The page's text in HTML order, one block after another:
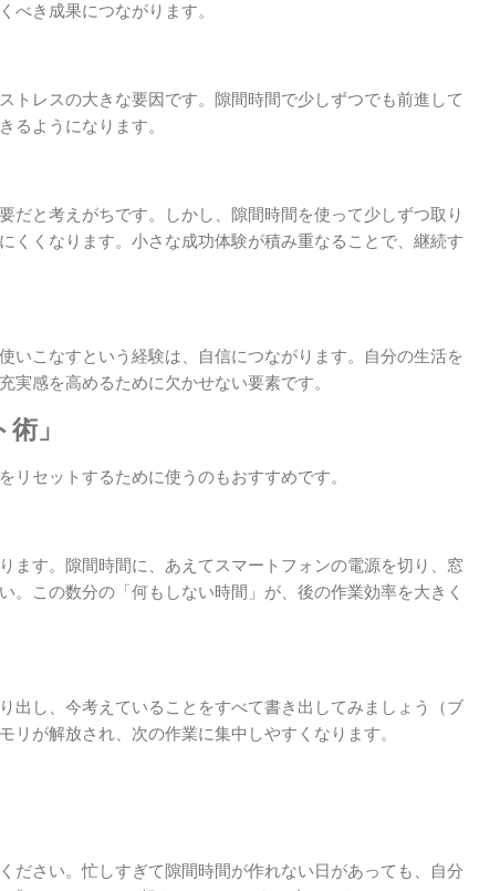
べき成果につながります。
トレスの大きな要因です。隙間時間で少しずつでも前進して
るようになります。
と考えがちです。しかし、隙間時間を使って少しずつ取り
くくなります。小さな成功体験が積み重なることで、継続す
いこなすという経験は、自信につながります。自分の生活を
感を高めるために欠かせない要素です。
」
セットするために使うのもおすすめです。
ます。隙間時間に、あえてスマートフォンの電源を切り、窓
この数分の「何もしない時間」が、後の作業効率を大きく
出し、今考えていることをすべて書き出してみましょう（ブ
が解放され、次の作業に集中しやすくなります。
ださい。忙しすぎて隙間時間が作れない日があっても、自分